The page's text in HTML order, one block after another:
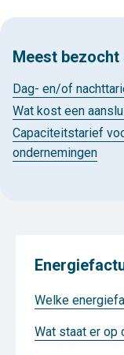
Meest bezocht
Dag- en/of
Wat kost een
Capaciteitstarief
ondernemingen
Welke
Wat staat er op